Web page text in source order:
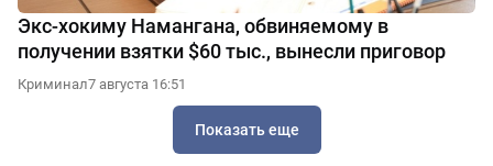
Экс-хокиму Намангана, обвиняемому в
получении взятки $60 тыс., вынесли приговор
Криминал7 августа 16:51
Показать еще